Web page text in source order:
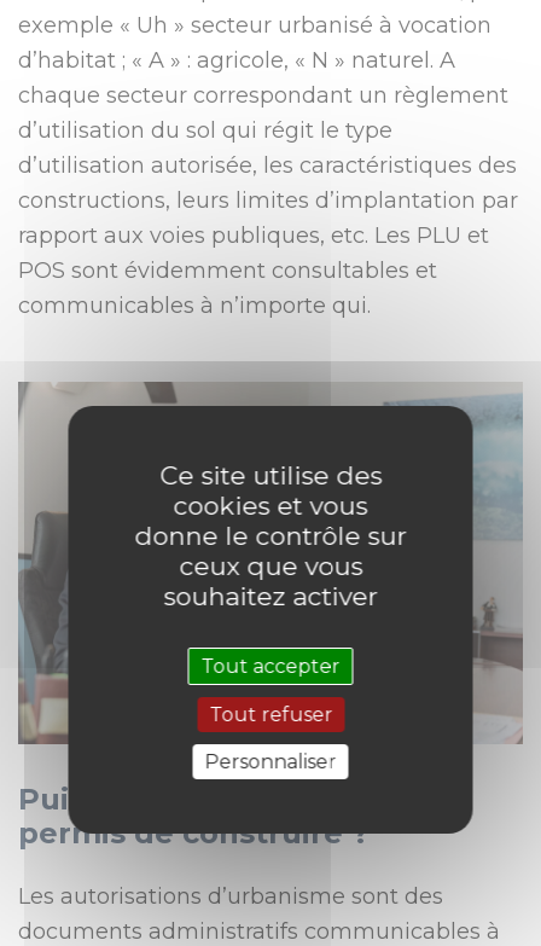
exemple « Uh » secteur urbanisé à vocation
d’habitat ; « A » : agricole, « N » naturel. A
chaque secteur correspondant un règlement
d’utilisation du sol qui régit le type
d’utilisation autorisée, les caractéristiques des
constructions, leurs limites d’implantation par
rapport aux voies publiques, etc. Les PLU et
POS sont évidemment consultables et
communicables à n’importe qui.
Puis-je obtenir la copie d’un
permis de construire ?
Les autorisations d’urbanisme sont des
documents administratifs communicables à
Ce site utilise des
cookies et vous
donne le contrôle sur
ceux que vous
souhaitez activer
Tout accepter
Tout refuser
Personnaliser